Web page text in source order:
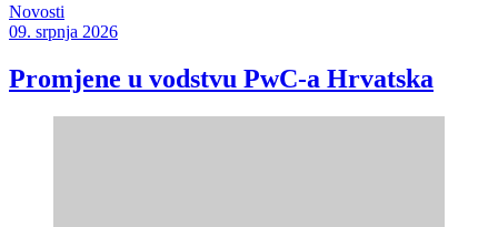
Novosti
09. srpnja 2026
Promjene u vodstvu PwC-a Hrvatska